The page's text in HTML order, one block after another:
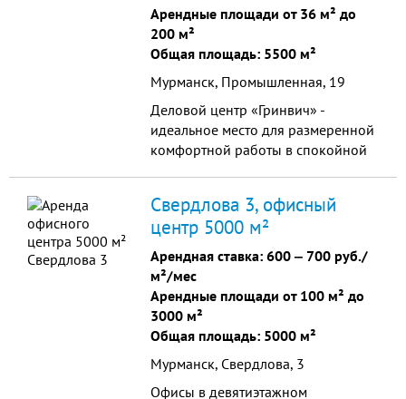
Арендные площади от 36 м² до
200 м²
Общая площадь: 5500 м²
Мурманск, Промышленная, 19
Деловой центр «Гринвич» -
идеальное место для размеренной
комфортной работы в спокойной
Свердлова 3, офисный
центр 5000 м²
Арендная ставка: 600 ‒ 700 руб./
м²/мес
Арендные площади от 100 м² до
3000 м²
Общая площадь: 5000 м²
Мурманск, Свердлова, 3
Офисы в девятиэтажном